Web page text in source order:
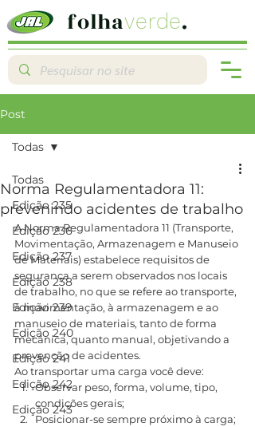
folhaverde.
Post
Todas
Edição 235
Edição 236
Edição 237
Edição 238
Edição 239
Edição 240
Edição 241
Edição 242
Edição 243
Todas
Norma Regulamentadora 11:
prevenindo acidentes de trabalho
A Norma Regulamentadora 11 (Transporte,
Movimentação, Armazenagem e Manuseio
de Materiais) estabelece requisitos de
segurança a serem observados nos locais
de trabalho, no que se refere ao transporte,
à movimentação, à armazenagem e ao
manuseio de materiais, tanto de forma
mecânica, quanto manual, objetivando a
prevenção de acidentes.
Ao transportar uma carga você deve:
Observar peso, forma, volume, tipo,
condições gerais;
Posicionar-se sempre próximo à carga;